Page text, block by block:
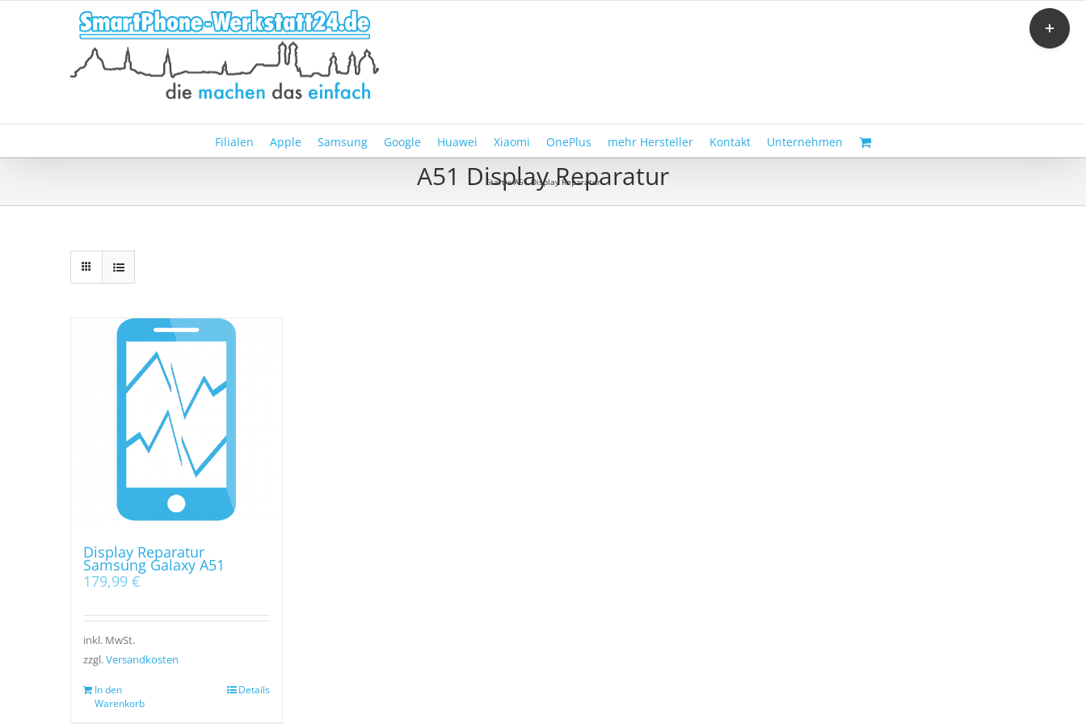
Filialen Apple Samsung Google Huawei Xiaomi OnePlus mehr Hersteller Kontakt Unternehmen
A51 Display Reparatur
Start»A51 Display Reparatur
Display Reparatur
Samsung Galaxy A51
179,99 €
inkl. MwSt.
zzgl.Versandkosten
In den
Warenkorb
Details
Toggle
Sliding
Bar